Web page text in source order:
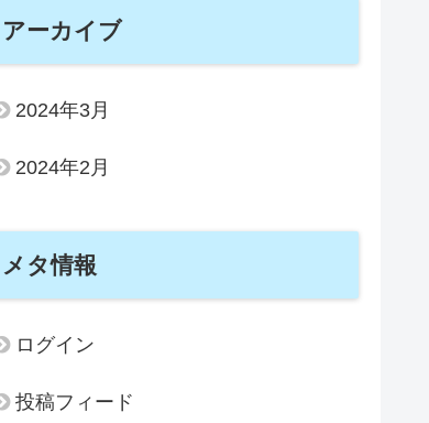
アーカイブ
2024年3月
2024年2月
メタ情報
ログイン
投稿フィード